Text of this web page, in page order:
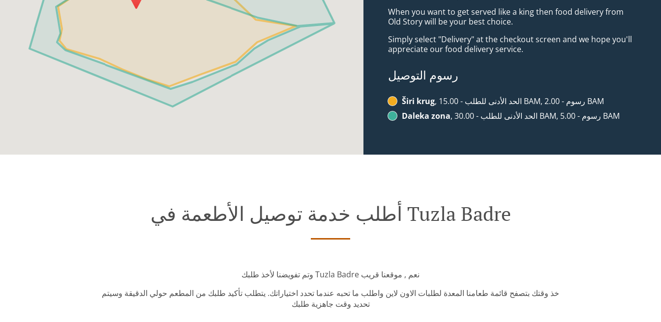
When you want to get served like a king then food delivery from
Old Story will be your best choice.
Simply select "Delivery" at the checkout screen and we hope you'll
appreciate our food delivery service.
رسوم التوصيل
Širi krug
, الحد الأدنى للطلب - ‏15.00 BAM, رسوم - ‏2.00 BAM
Daleka zona
, الحد الأدنى للطلب - ‏30.00 BAM, رسوم - ‏5.00 BAM
أطلب خدمة توصيل الأطعمة في Tuzla Badre
وتم تفويضنا لأخذ طلبك Tuzla Badre نعم , موقعنا قريب
خذ وقتك بتصفح قائمة طعامنا المعدة لطلبات الاون لاين واطلب ما تحبه عندما تحدد اختياراتك. يتطلب تأكيد طلبك من المطعم حولي الدقيقة وسيتم
تحديد وقت جاهزية طلبك